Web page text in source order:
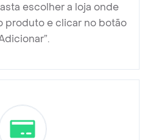
escolher a loja onde
produto e clicar no botão